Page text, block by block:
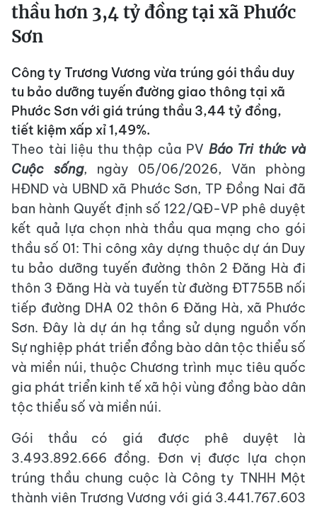
thầu hơn 3,4 tỷ đồng tại xã Phước
Sơn
Công ty Trương Vương vừa trúng gói thầu duy
tu bảo dưỡng tuyến đường giao thông tại xã
Phước Sơn với giá trúng thầu 3,44 tỷ đồng,
tiết kiệm xấp xỉ 1,49%.
Theo tài liệu thu thập của PV Báo Tri thức và
Cuộc sống, ngày 05/06/2026, Văn phòng
HĐND và UBND xã Phước Sơn, TP Đồng Nai đã
ban hành Quyết định số 122/QĐ-VP phê duyệt
kết quả lựa chọn nhà thầu qua mạng cho gói
thầu số 01: Thi công xây dựng thuộc dự án Duy
tu bảo dưỡng tuyến đường thôn 2 Đăng Hà đi
thôn 3 Đăng Hà và tuyến từ đường ĐT755B nối
tiếp đường DHA 02 thôn 6 Đăng Hà, xã Phước
Sơn. Đây là dự án hạ tầng sử dụng nguồn vốn
Sự nghiệp phát triển đồng bào dân tộc thiểu số
và miền núi, thuộc Chương trình mục tiêu quốc
gia phát triển kinh tế xã hội vùng đồng bào dân
tộc thiểu số và miền núi.
Gói thầu có giá được phê duyệt là
3.493.892.666 đồng. Đơn vị được lựa chọn
trúng thầu chung cuộc là Công ty TNHH Một
thành viên Trương Vương với giá 3.441.767.603